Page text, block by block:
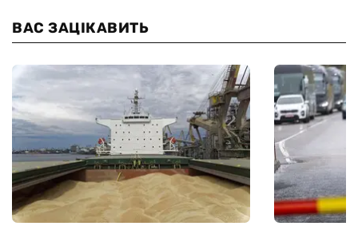
ВАС ЗАЦІКАВИТЬ